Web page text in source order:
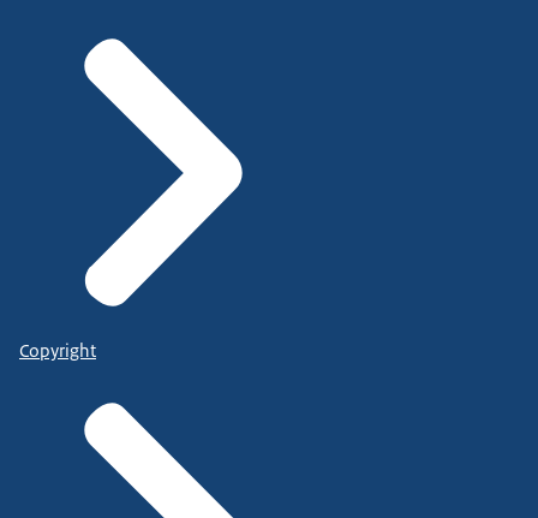
Copyright